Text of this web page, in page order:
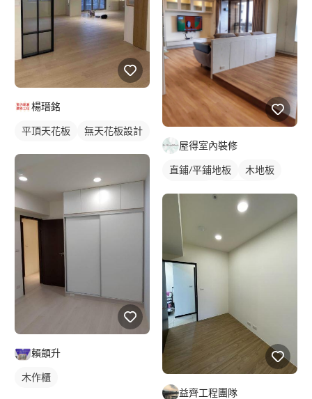
楊瑨銘
平頂天花板 無天花板設計
賴顗升
木作櫃
屋得室內裝修
直鋪/平鋪地板
木地板
益齊工程團隊